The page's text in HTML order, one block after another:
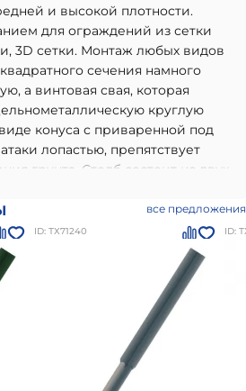
и высокой плотности.
для ограждений из сетки
3D сетки. Монтаж любых видов
сечения намного
а винтовая свая, которая
круглую
конуса с приваренной под
лопастью, препятствует
грунта. Столб состоит из двух
собой квадратную
свая.
60х60-2000мм/d51-1500мм,
для использования в
Наши материалы
винтовые
и соответствием всем
качества. Преимущества:
производителя,
и нормам, долговечность и
воздействиям, легкость в
Столб Винтовой 3500мм
все предложения
ID: ТХ71240 ID: